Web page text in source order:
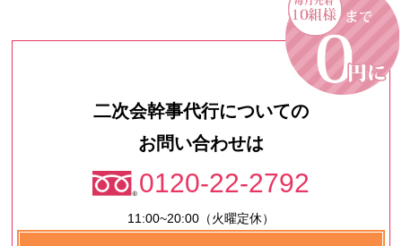
二次会幹事代行についての
お問い合わせは
0120-22-2792
11:00~20:00（火曜定休）